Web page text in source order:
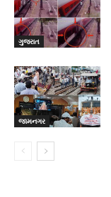
ગુજરાત
જામનગર